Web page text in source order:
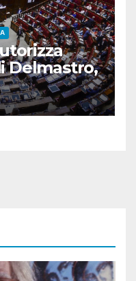
Delmastro,